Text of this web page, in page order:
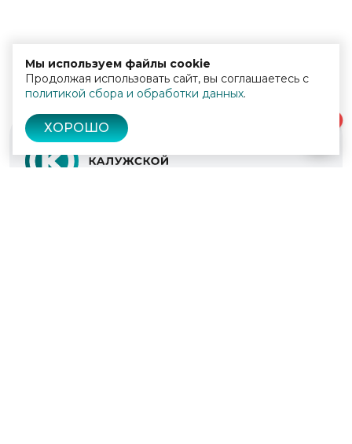
Мы используем файлы cookie
Продолжая использовать сайт, вы соглашаетесь с
политикой сбора и обработки данных.
ХОРОШО